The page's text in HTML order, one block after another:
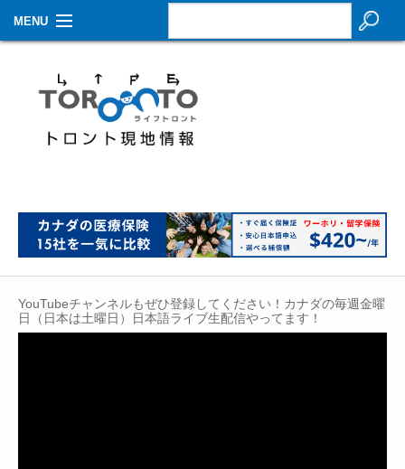
MENU
生活情報
その他
イベントカレンダー
Contact
YouTubeチャンネルもぜひ登録してください！カナダの毎週金曜
日（日本は土曜日）日本語ライブ生配信やってます！